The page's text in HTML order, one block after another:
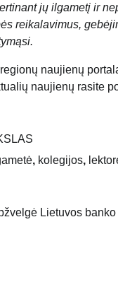
jų ilgametį ir
reikalavimus,
naujienų
naujienų rasite
, kolegijos,
Lietuvos